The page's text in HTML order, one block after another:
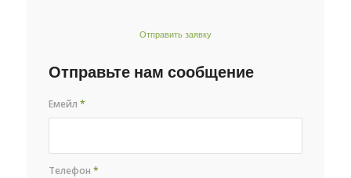
Отправить заявку
Отправьте нам сообщение
Емейл*
Телефон*